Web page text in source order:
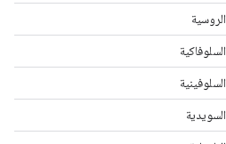
الروسية
السلوفاكية
السلوفينية
السويدية